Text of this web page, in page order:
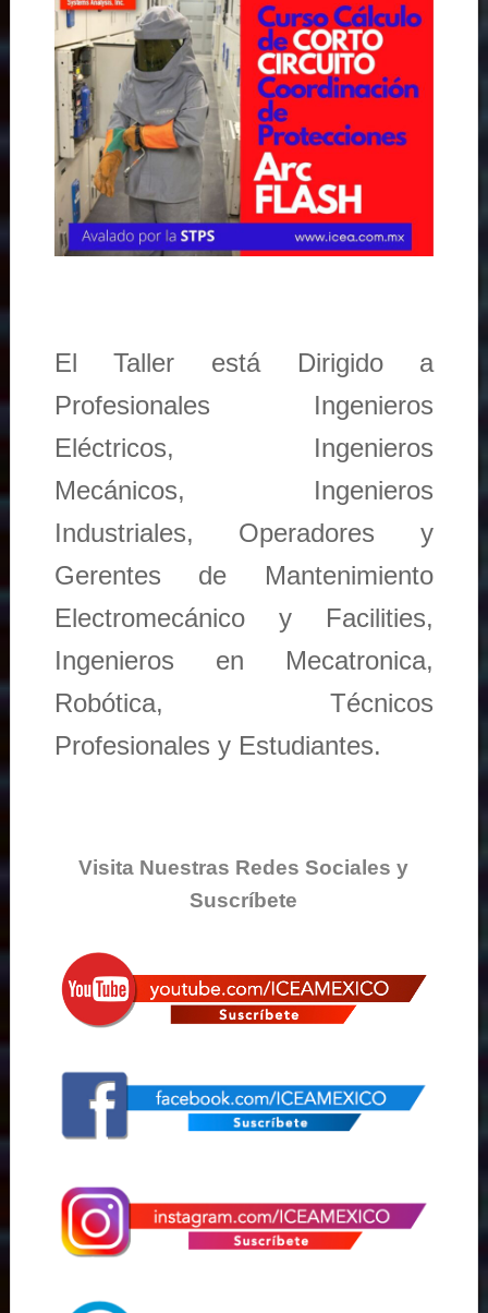
El Taller está Dirigido a
Profesionales Ingenieros
Eléctricos, Ingenieros
Mecánicos, Ingenieros
Industriales, Operadores y
Gerentes de Mantenimiento
Electromecánico y Facilities,
Ingenieros en Mecatronica,
Robótica, Técnicos
Profesionales y Estudiantes.
Visita Nuestras Redes Sociales y
Suscríbete